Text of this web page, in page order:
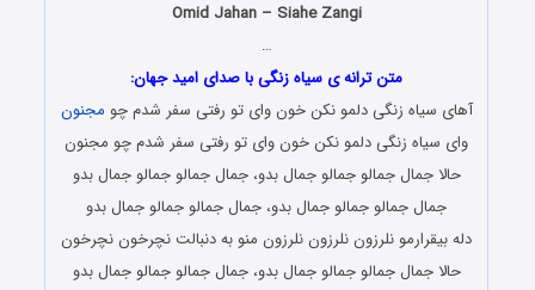
Omid Jahan – Siahe Zangi
…
متن ترانه ی سیاه زنگی با صدای امید جهان:
آهای سیاه زنگی دلمو نکن خون وای تو رفتی سفر شدم چو مجنون
وای سیاه زنگی دلمو نکن خون وای تو رفتی سفر شدم چو مجنون
حالا جمال جمالو جمالو جمال بدو، جمال جمالو جمالو جمال بدو
جمال جمالو جمالو جمال بدو، جمال جمالو جمالو جمال بدو
دله بیقرارمو نلرزون نلرزون نلرزون منو به دنبالت نچرخون نچرخون
حالا جمال جمالو جمالو جمال بدو، جمال جمالو جمالو جمال بدو